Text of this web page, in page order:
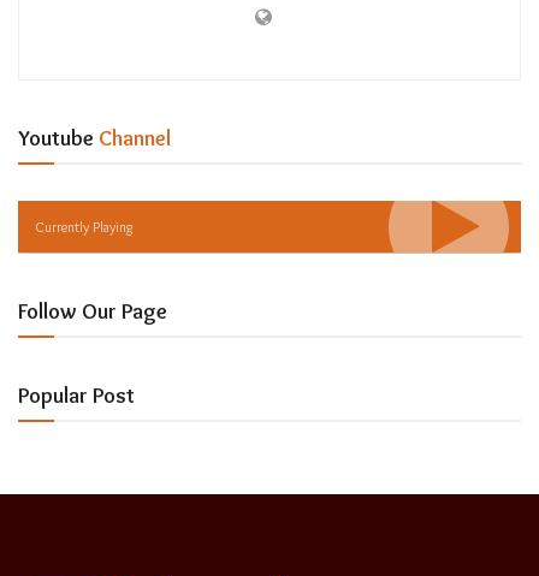
Youtube Channel
Currently Playing
Follow Our Page
Popular Post